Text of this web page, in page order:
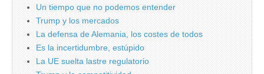
Un tiempo que no podemos entender
Trump y los mercados
La defensa de Alemania, los costes de todos
Es la incertidumbre, estúpido
La UE suelta lastre regulatorio